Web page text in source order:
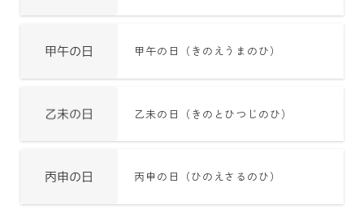
甲午の日（きのえうまのひ）
乙未の日（きのとひつじのひ）
丙申の日（ひのえさるのひ）